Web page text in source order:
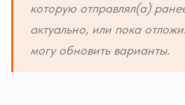
которую отправлял(а)
актуально, или пока
могу обновить варианты.